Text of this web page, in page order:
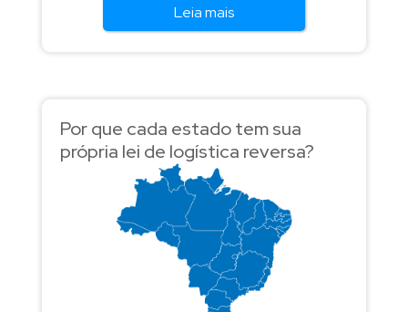
Leia mais
Por que cada estado tem sua
própria lei de logística reversa?